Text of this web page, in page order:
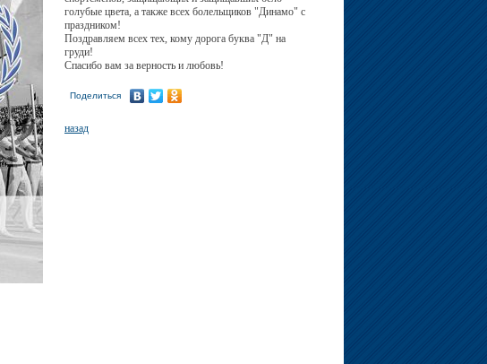
голубые цвета, а также всех болельщиков "Динамо" с
праздником!
Поздравляем всех тех, кому дорога буква "Д" на
груди!
Спасибо вам за верность и любовь!
Поделиться
назад